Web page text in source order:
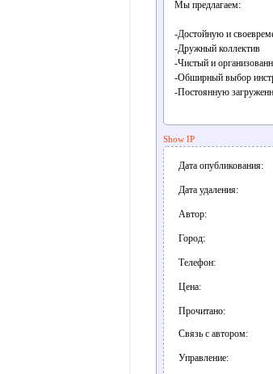
Мы предлагаем:
-Достойную и
-Дружный коллектив
-Чистый и
-Обширный выбор
-Постоянную
Show IP
Дата опубликования:
Дата удаления:
Автор:
Город:
Телефон:
Цена:
Прочитано:
Связь с автором:
Управление: